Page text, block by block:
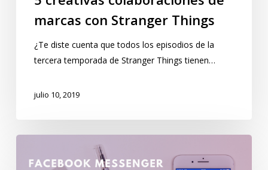
marcas con Stranger Things
¿Te diste cuenta que todos los episodios de la
tercera temporada de Stranger Things tienen…
julio 10, 2019